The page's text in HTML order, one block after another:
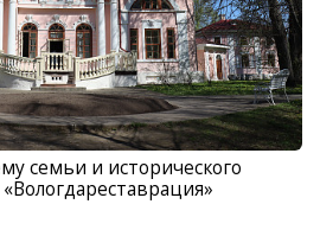
семьи и исторического